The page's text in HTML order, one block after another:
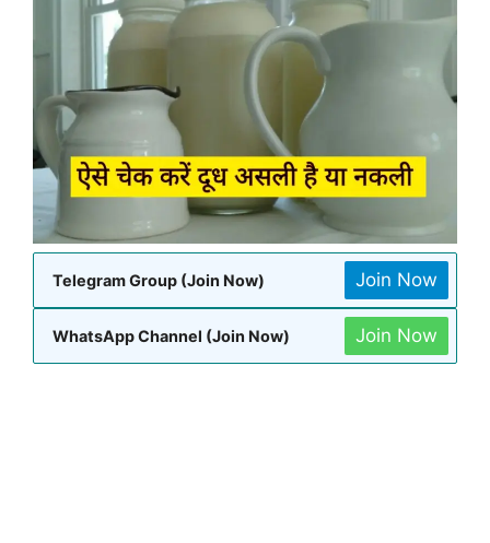
Telegram Group (Join Now) Join Now
WhatsApp Channel (Join Now) Join Now